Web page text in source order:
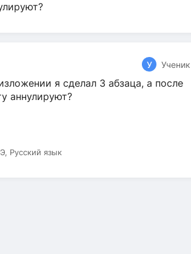
У Ученик
я сделал 3 абзаца, а после
аннулируют?
Русский язык